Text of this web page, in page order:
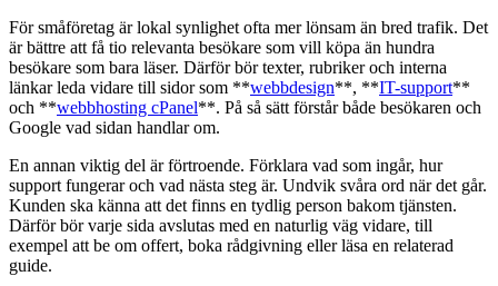
För småföretag är lokal synlighet ofta mer lönsam än bred trafik. Det
är bättre att få tio relevanta besökare som vill köpa än hundra
besökare som bara läser. Därför bör texter, rubriker och interna
länkar leda vidare till sidor som **webbdesign**, **IT-support**
och **webbhosting cPanel**. På så sätt förstår både besökaren och
Google vad sidan handlar om.
En annan viktig del är förtroende. Förklara vad som ingår, hur
support fungerar och vad nästa steg är. Undvik svåra ord när det går.
Kunden ska känna att det finns en tydlig person bakom tjänsten.
Därför bör varje sida avslutas med en naturlig väg vidare, till
exempel att be om offert, boka rådgivning eller läsa en relaterad
guide.